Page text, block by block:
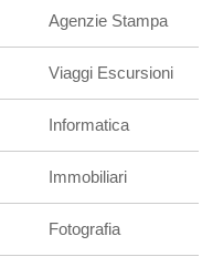
Agenzie Stampa
Viaggi Escursioni
Informatica
Immobiliari
Fotografia